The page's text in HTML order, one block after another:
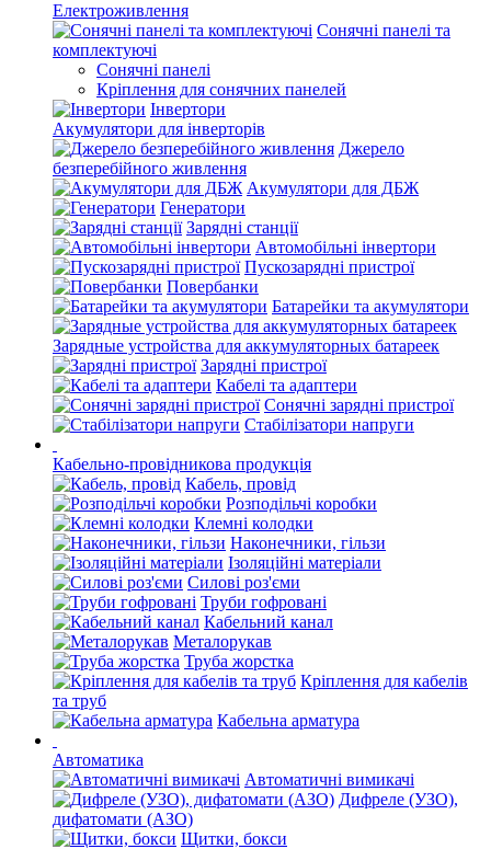
Електроживлення
Сонячні панелі та
комплектуючі
Сонячні панелі
Кріплення для сонячних панелей
Інвертори
Акумулятори для інверторів
Джерело
безперебійного живлення
Акумулятори для ДБЖ
Генератори
Зарядні станції
Автомобільні інвертори
Пускозарядні пристрої
Повербанки
Батарейки та акумулятори
Зарядные устройства для аккумуляторных батареек
Зарядні пристрої
Кабелі та адаптери
Сонячні зарядні пристрої
Стабілізатори напруги
Кабельно-провідникова продукція
Кабель, провід
Розподільчі коробки
Клемні колодки
Наконечники, гільзи
Ізоляційні матеріали
Силові роз'єми
Труби гофровані
Кабельний канал
Металорукав
Труба жорстка
Кріплення для кабелів
та труб
Кабельна арматура
Автоматика
Автоматичні вимикачі
Дифреле (УЗО),
дифатомати (АЗО)
Щитки, бокси